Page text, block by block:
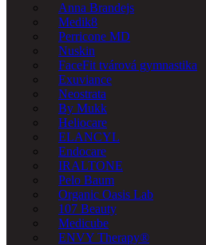
Anna Brandejs
Medik8
Perricone MD
Nuskin
FaceFit tvárová gymnastika
Exuviance
Neostrata
By Mukk
Heliocare
ELANCYL
Endocare
IRALTONE
Pelo Baum
Organic Oasis Lab
107 Beauty
Medicube
ENVY Therapy®